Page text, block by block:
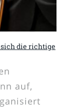
sich die richtige
auf,